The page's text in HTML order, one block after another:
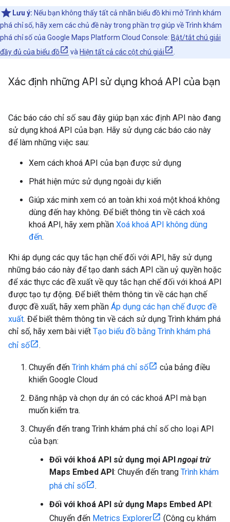
Lưu ý: Nếu bạn không thấy tất cả nhãn biểu đồ khi mở Trình khám
phá chỉ số, hãy xem các chủ đề này trong phần trợ giúp về Trình khám
phá chỉ số của Google Maps Platform Cloud Console: Bật/tắt chú giải
đầy đủ của biểu đồ
và Hiện tất cả các cột chú giải
Xác định những API sử dụng khoá API của bạn
Các báo cáo chỉ số sau đây giúp bạn xác định API nào đang
sử dụng khoá API của bạn. Hãy sử dụng các báo cáo này
để làm những việc sau:
Xem cách khoá API của bạn được sử dụng
Phát hiện mức sử dụng ngoài dự kiến
Giúp xác minh xem có an toàn khi xoá một khoá không
dùng đến hay không. Để biết thông tin về cách xoá
khoá API, hãy xem phần Xoá khoá API không dùng
đến.
Khi áp dụng các quy tắc hạn chế đối với API, hãy sử dụng
những báo cáo này để tạo danh sách API cần uỷ quyền hoặc
để xác thực các đề xuất về quy tắc hạn chế đối với khoá API
được tạo tự động. Để biết thêm thông tin về các hạn chế
được đề xuất, hãy xem phần Áp dụng các hạn chế được đề
xuất. Để biết thêm thông tin về cách sử dụng Trình khám phá
chỉ số, hãy xem bài viết Tạo biểu đồ bằng Trình khám phá
chỉ số
.
Chuyển đến Trình khám phá chỉ số
của bảng điều
khiển Google Cloud
Đăng nhập và chọn dự án có các khoá API mà bạn
muốn kiểm tra.
Chuyển đến trang Trình khám phá chỉ số cho loại API
của bạn:
Đối với khoá API sử dụng mọi API ngoại trừ
Maps Embed API: Chuyển đến trang Trình khám
phá chỉ số
.
Đối với khoá API sử dụng Maps Embed API:
Chuyển đến Metrics Explorer
(Công cụ khám